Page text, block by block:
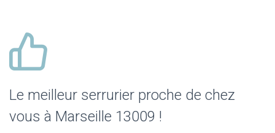
Le meilleur serrurier proche de chez
vous à Marseille 13009 !